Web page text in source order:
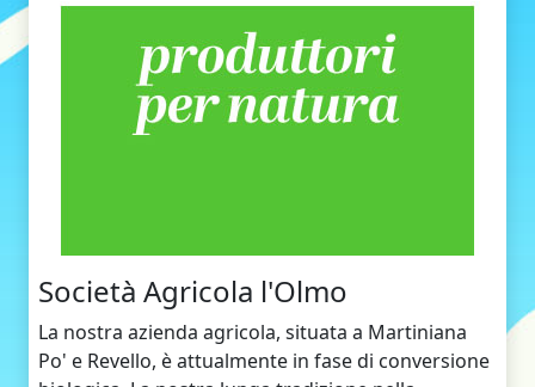
Società Agricola l'Olmo
La nostra azienda agricola, situata a Martiniana
Po' e Revello, è attualmente in fase di conversione